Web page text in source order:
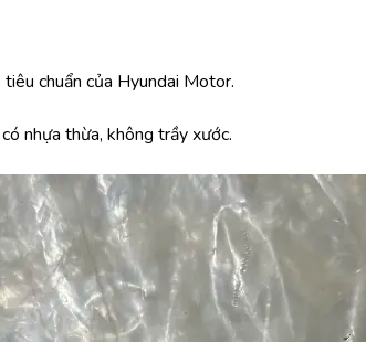
chuẩn của Hyundai Motor.
nhựa thừa, không trầy xước.